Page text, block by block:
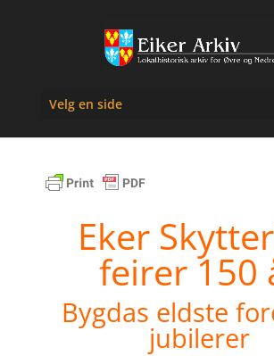
Velg en side
Eker
feirer 150
Bygdas eldste
jubilerer